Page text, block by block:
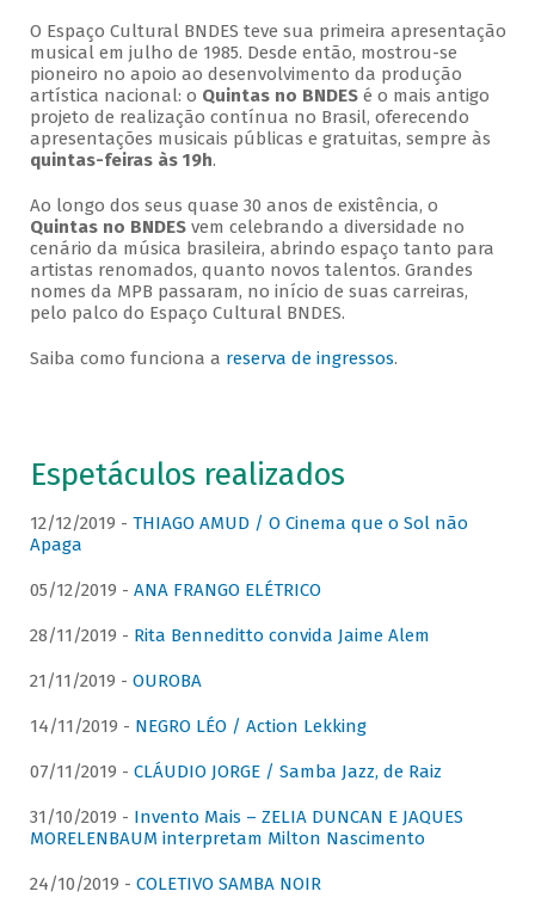
O Espaço Cultural BNDES teve sua primeira apresentação
musical em julho de 1985. Desde então, mostrou-se
pioneiro no apoio ao desenvolvimento da produção
artística nacional: o Quintas no BNDESé o mais antigo
projeto de realização contínua no Brasil, oferecendo
apresentações musicais públicas e gratuitas, sempre às
quintas-feiras às 19h.
Ao longo dos seus quase 30 anos de existência, o
Quintas no BNDESvem celebrando a diversidade no
cenário da música brasileira, abrindo espaço tanto para
artistas renomados, quanto novos talentos. Grandes
nomes da MPB passaram, no início de suas carreiras,
pelo palco do Espaço Cultural BNDES.
Saiba como funciona a reserva de ingressos.
Espetáculos realizados
12/12/2019 - THIAGO AMUD / O Cinema que o Sol não
Apaga
05/12/2019 - ANA FRANGO ELÉTRICO
28/11/2019 - Rita Benneditto convida Jaime Alem
21/11/2019 - OUROBA
14/11/2019 - NEGRO LÉO / Action Lekking
07/11/2019 - CLÁUDIO JORGE / Samba Jazz, de Raiz
31/10/2019 - Invento Mais – ZELIA DUNCAN E JAQUES
MORELENBAUM interpretam Milton Nascimento
24/10/2019 - COLETIVO SAMBA NOIR